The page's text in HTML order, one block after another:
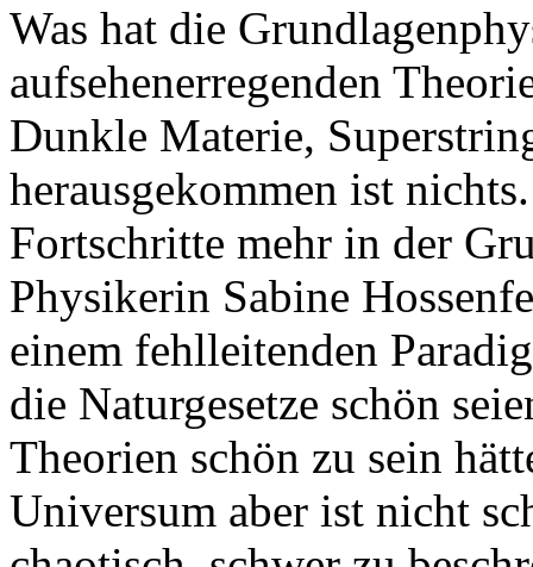
Was hat die
aufsehenerregenden
Dunkle Materie,
herausgekommen ist
Fortschritte mehr in der
Physikerin Sabine
einem fehlleitenden
die Naturgesetze schön
Theorien schön zu sein
Universum aber ist nicht